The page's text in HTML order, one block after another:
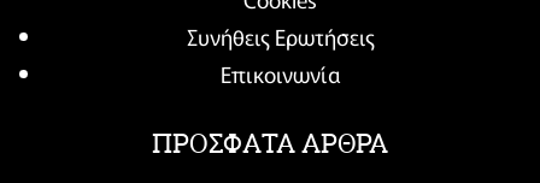
Συνήθεις Ερωτήσεις
Επικοινωνία
ΠΡΟΣΦΑΤΑ ΑΡΘΡΑ